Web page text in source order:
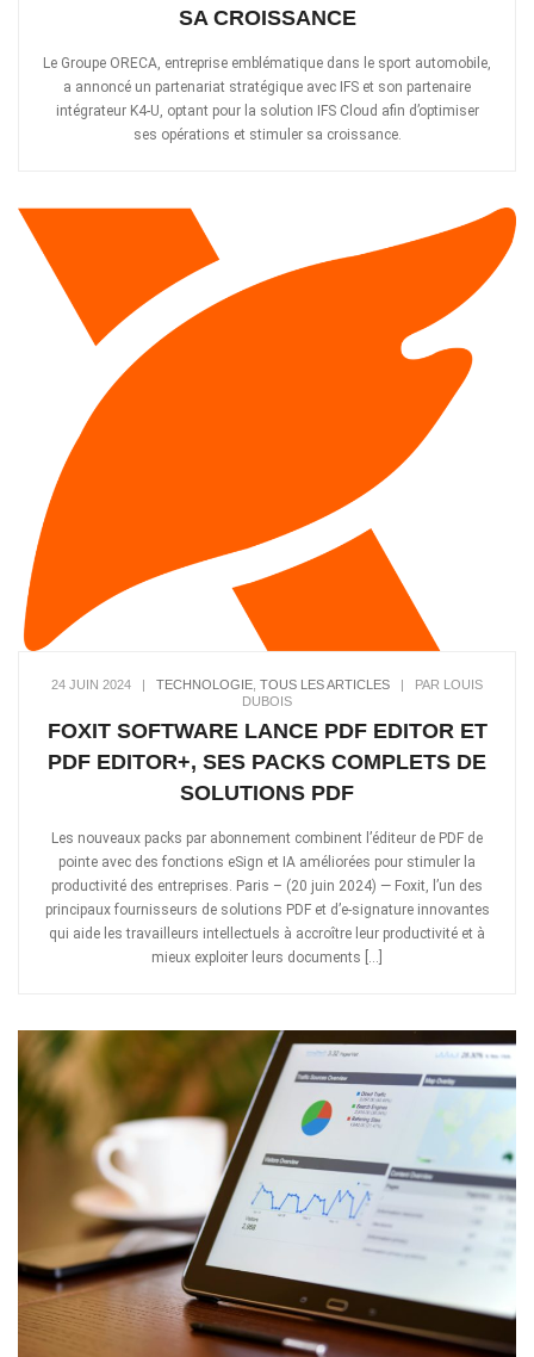
SA CROISSANCE
Le Groupe ORECA, entreprise emblématique dans le sport automobile,
a annoncé un partenariat stratégique avec IFS et son partenaire
intégrateur K4-U, optant pour la solution IFS Cloud afin d’optimiser
ses opérations et stimuler sa croissance.
24 JUIN 2024 | TECHNOLOGIE TOUS LES ARTICLES | PAR LOUIS
DUBOIS
FOXIT SOFTWARE LANCE PDF EDITOR ET
PDF EDITOR+, SES PACKS COMPLETS DE
SOLUTIONS PDF
Les nouveaux packs par abonnement combinent l’éditeur de PDF de
pointe avec des fonctions eSign et IA améliorées pour stimuler la
productivité des entreprises. Paris – (20 juin 2024) — Foxit, l’un des
principaux fournisseurs de solutions PDF et d’e-signature innovantes
qui aide les travailleurs intellectuels à accroître leur productivité et à
mieux exploiter leurs documents […]